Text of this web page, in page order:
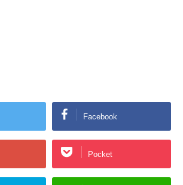
Facebook
Pocket